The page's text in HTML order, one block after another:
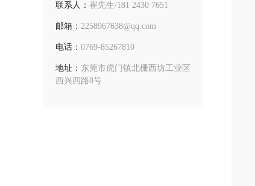
联系人： 崔先生/181 2430 7651
邮箱： 2258967638@qq.com
电话： 0769-85267810
地址： 东莞市虎门镇北栅西坊工业区
西兴四路8号